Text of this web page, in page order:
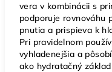
vera v kombinácii s
podporuje rovnováhu
pnutia a prispieva k
Pri pravidelnom
vyhladenejšia a
ako hydratačný